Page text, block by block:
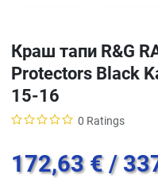
Краш тапи R&G
Protectors Black
15-16
0 Ratings
172,63 € /